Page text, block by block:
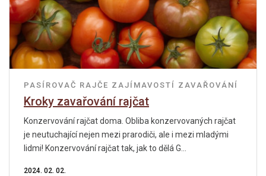
PASÍROVAČ RAJČE ZAJÍMAVOSTÍ ZAVAŘOVÁNÍ
Kroky zavařování rajčat
Konzervování rajčat doma. Obliba konzervovaných rajčat
je neutuchající nejen mezi prarodiči, ale i mezi mladými
lidmi! Konzervování rajčat tak, jak to dělá G...
2024. 02. 02.